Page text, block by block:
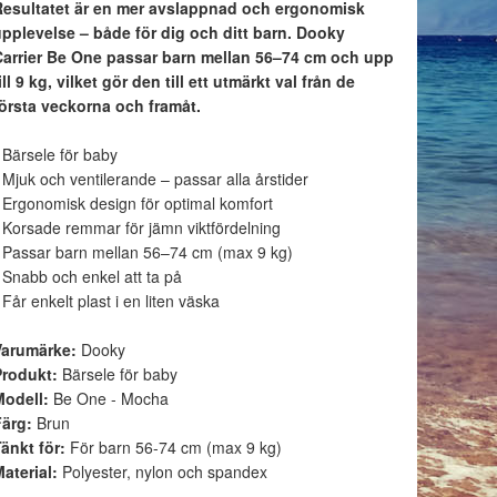
är en mer avslappnad och ergonomisk
– både för dig och ditt barn. Dooky
Be One passar barn mellan 56–74 cm och upp
9 kg, vilket gör den till ett utmärkt val från de
veckorna och framåt.
Bärsele för baby
Mjuk och ventilerande – passar alla årstider
Ergonomisk design för optimal komfort
Korsade remmar för jämn viktfördelning
Passar barn mellan 56–74 cm (max 9 kg)
Snabb och enkel att ta på
Får enkelt plast i en liten väska
Dooky
Bärsele för baby
Be One - Mocha
Brun
för: För barn 56-74 cm (max 9 kg)
Polyester, nylon och spandex